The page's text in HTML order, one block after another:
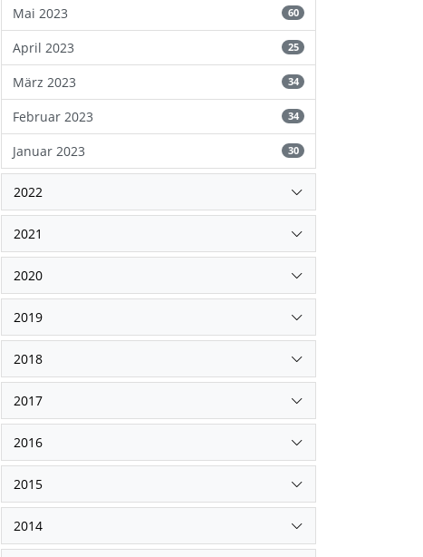
Mai 2023 60
April 2023 25
März 2023 34
Februar 2023 34
Januar 2023 30
2022
2021
2020
2019
2018
2017
2016
2015
2014